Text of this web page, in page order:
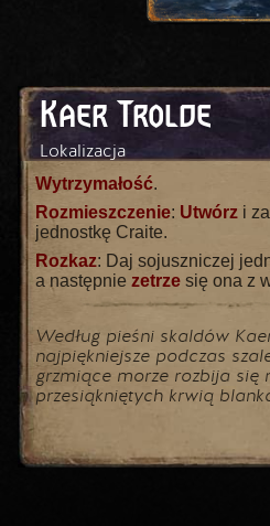
Kaer Trolde
Lokalizacja
Wytrzymałość.
Rozmieszczenie: Utwórz i
jednostkę Craite.
Rozkaz: Daj sojuszniczej
a następnie zetrze się ona z
Według pieśni skaldów
najpiękniejsze podczas
grzmiące morze rozbija się
przesiąkniętych krwią